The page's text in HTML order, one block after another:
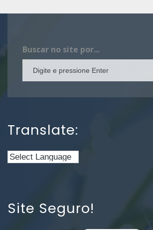
Buscar no site por...
Translate:
Site Seguro!